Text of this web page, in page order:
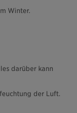
Winter.
darüber kann
der Luft.